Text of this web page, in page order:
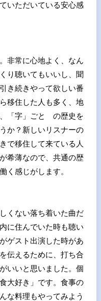
いただいている安心感
非常に心地よく、なん
り聴いてもいいし、聞
き続きやって欲しい番
移住した人も多く、地
「字」ごと の歴史を
か？新しいリスナーの
で移住して来ている人
希薄なので、共通の歴
く感じがします。
くない落ち着いた曲だ
に住んでいた時も聴い
ゲスト出演した時があ
伝えるために、打ち合
いいと思いました。個
大好き」です。食事の
な料理もやってみよう